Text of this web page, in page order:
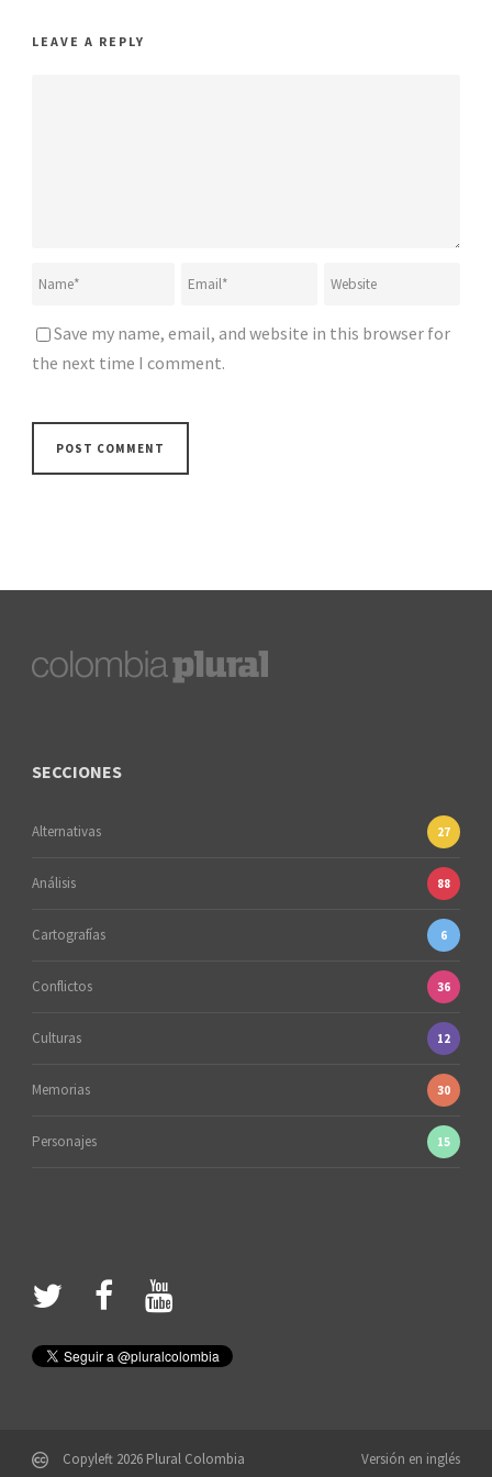
LEAVE A REPLY
Save my name, email, and website in this browser for
the next time I comment.
SECCIONES
Alternativas 27
Análisis 88
Cartografías 6
Conflictos 36
Culturas 12
Memorias 30
Personajes 15
Copyleft 2026 Plural Colombia Versión en inglés